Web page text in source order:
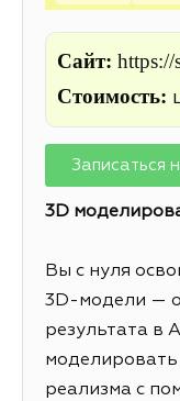
Сайт:
Стоимость:
Записаться
3D
Вы с нуля
3D-модели —
результата в
реализма с